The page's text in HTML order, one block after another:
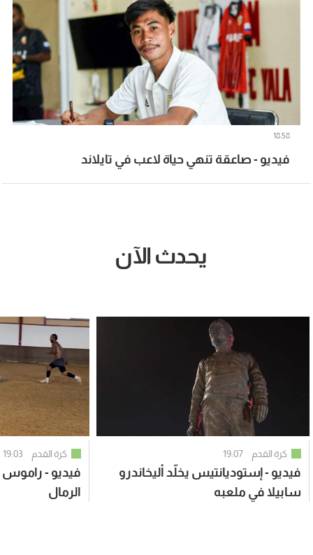
فيديو - صاعقة تنهي حياة لاعب في تايلاند
18:58
يحدث الآن
كرة القدم 19:07
فيديو - إستوديانتيس يخلّد أليخاندرو
سابيلا في ملعبه
كرة القدم 19:03
فيديو - راموس
الرمال